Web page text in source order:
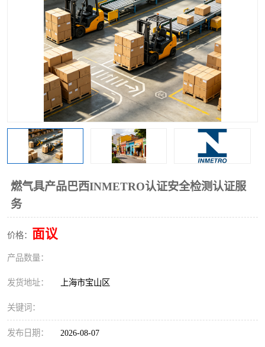
燃气具产品巴西INMETRO认证安全检测认证服
务
价格： 面议
产品数量：
发货地址： 上海市宝山区
关键词：
发布日期： 2026-08-07